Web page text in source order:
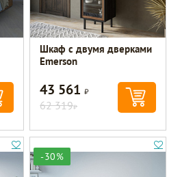
Шкаф c двумя дверками
Emerson
43 561Р
62 319Р
-30%